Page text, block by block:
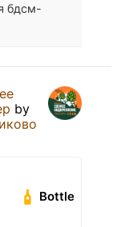
бдсм-
by
Bottle